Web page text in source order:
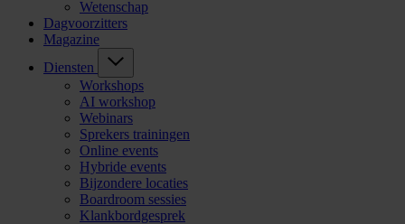
Wetenschap
Dagvoorzitters
Magazine
Diensten
Workshops
AI workshop
Webinars
Sprekers trainingen
Online events
Hybride events
Bijzondere locaties
Boardroom sessies
Klankbordgesprek